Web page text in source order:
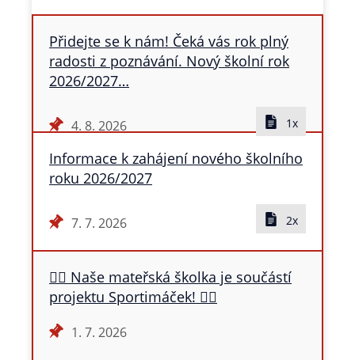
Přidejte se k nám! Čeká vás rok plný
radosti z poznávání. Nový školní rok
2026/2027…
4. 8. 2026 1x
Informace k zahájení nového školního
roku 2026/2027
7. 7. 2026 2x
🏃‍♀️ Naše mateřská školka je součástí
projektu Sportimáček! 🏃‍♂️
1. 7. 2026